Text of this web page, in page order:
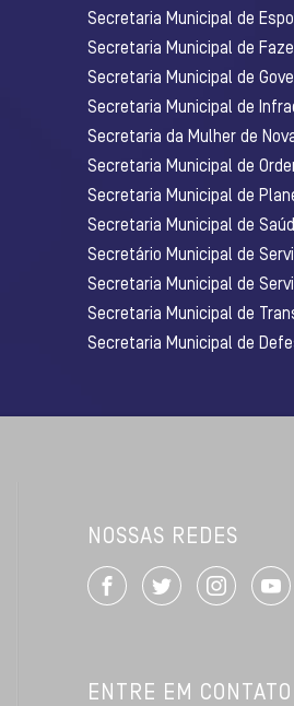
Secretaria Municipal de
Secretaria Municipal de
Secretaria Municipal de
Secretaria Municipal de
Secretaria da Mulher de
Secretaria Municipal de
Secretaria Municipal de
Secretaria Municipal de
Secretário Municipal de
Secretaria Municipal de
Secretaria Municipal de
Secretaria Municipal de
NOSSAS REDES
ENTRE EM CONTATO